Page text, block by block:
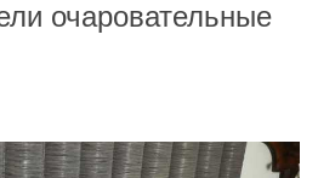
очаровательные